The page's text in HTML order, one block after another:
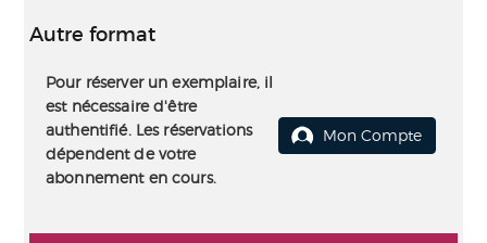
Autre format
Pour réserver un exemplaire, il
est nécessaire d'être
authentifié. Les réservations
dépendent de votre
abonnement en cours.
Mon Compte